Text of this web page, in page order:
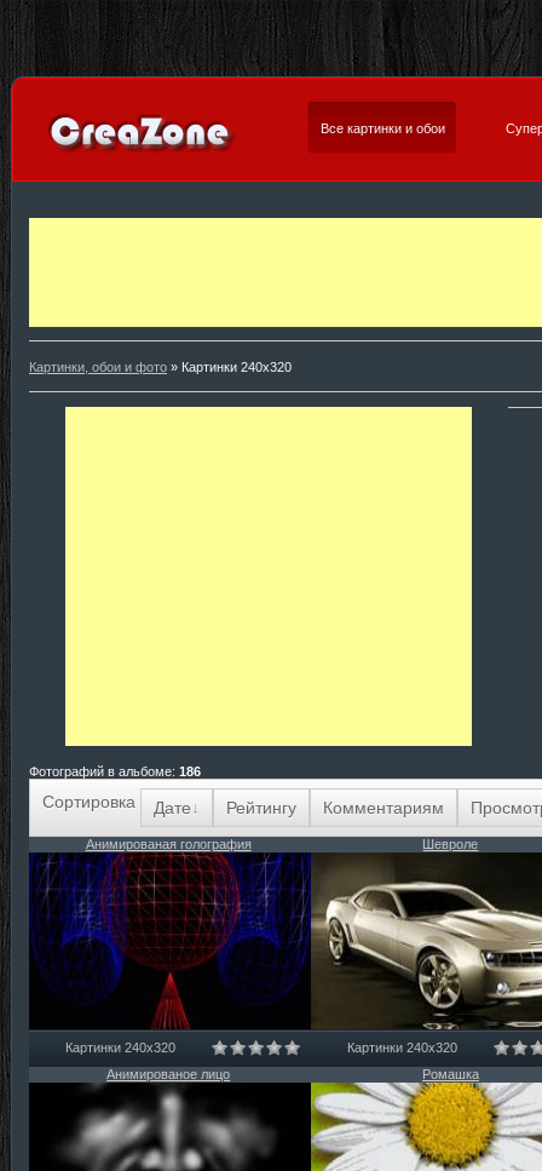
Все картинки и обои
Картинки, обои и фото » Картинки 240х320
Фотографий в альбоме: 186
Сортировка Дате Рейтингу Комментариям
Анимированая голография
Картинки 240х320
Шевроле
Картинки 240х320
Анимированое лицо
Ромашка